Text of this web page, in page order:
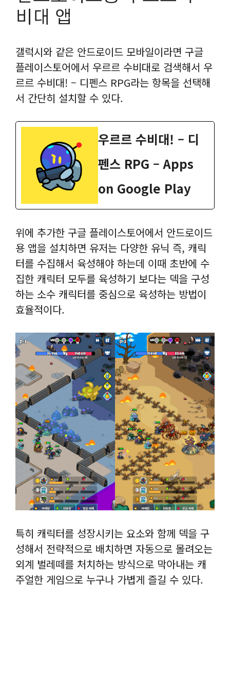
비대 앱
갤럭시와 같은 안드로이드 모바일이라면 구글
플레이스토어에서 우르르 수비대로 검색해서 우
르르 수비대! – 디펜스 RPG라는 항목을 선택해
서 간단히 설치할 수 있다.
우르르 수비대! – 디
펜스 RPG – Apps
on Google Play
위에 추가한 구글 플레이스토어에서 안드로이드
용 앱을 설치하면 유저는 다양한 유닉 즉, 캐릭
터를 수집해서 육성해야 하는데 이때 초반에 수
집한 캐릭터 모두를 육성하기 보다는 덱을 구성
하는 소수 캐릭터를 중심으로 육성하는 방법이
효율적이다.
특히 캐릭터를 성장시키는 요소와 함께 덱을 구
성해서 전략적으로 배치하면 자동으로 몰려오는
외계 벌레떼를 처치하는 방식으로 막아내는 캐
주얼한 게임으로 누구나 가볍게 즐길 수 있다.